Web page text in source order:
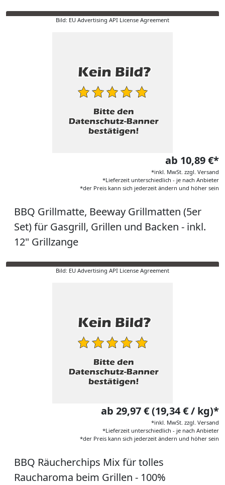
Bild: EU Advertising API License Agreement
ab 10,89 €*
*inkl. MwSt. zzgl. Versand
*Lieferzeit unterschiedlich - je nach Anbieter
*der Preis kann sich jederzeit ändern und höher sein
BBQ Grillmatte, Beeway Grillmatten (5er
Set) für Gasgrill, Grillen und Backen - inkl.
12" Grillzange
Bild: EU Advertising API License Agreement
ab 29,97 € (19,34 € / kg)*
*inkl. MwSt. zzgl. Versand
*Lieferzeit unterschiedlich - je nach Anbieter
*der Preis kann sich jederzeit ändern und höher sein
BBQ Räucherchips Mix für tolles
Raucharoma beim Grillen - 100%